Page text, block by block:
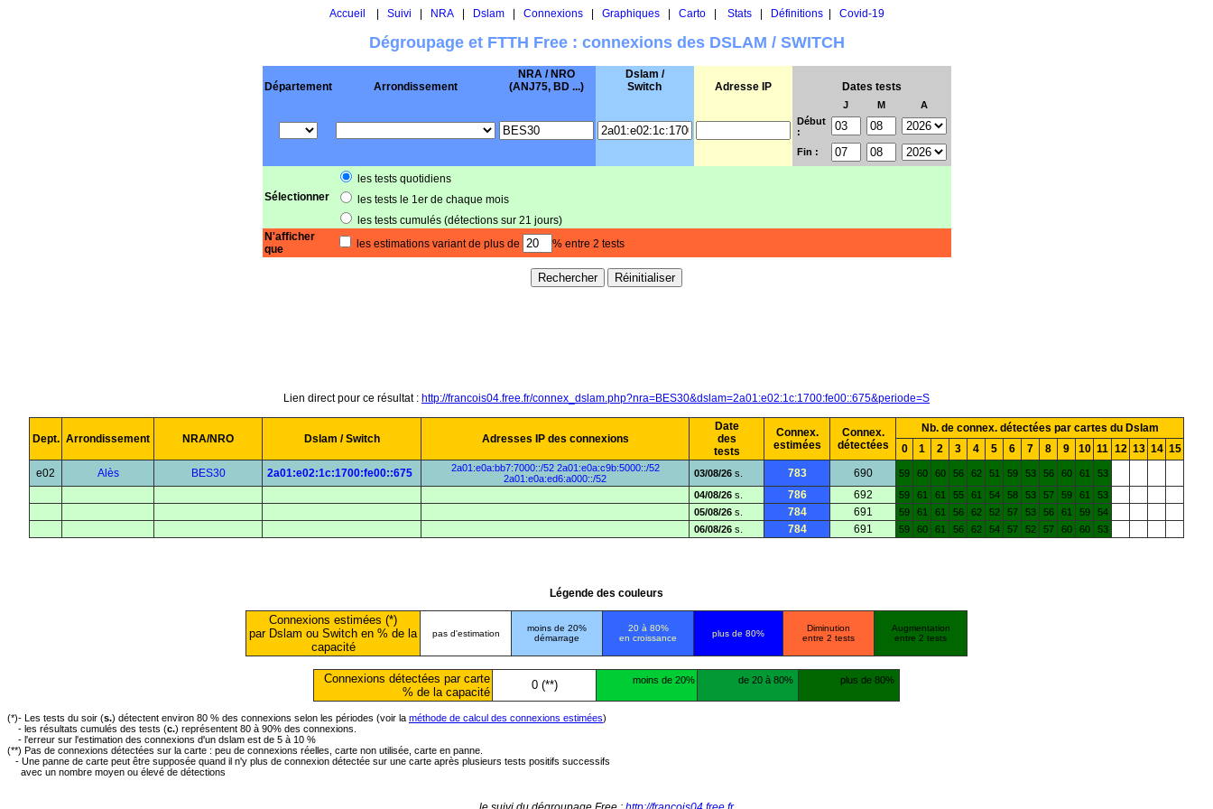
Accueil Suivi NRA| Dslam| Connexions| Graphiques| Carto| Stats| Définitions| Covid-19
Dégroupage et FTTH Free : connexions des DSLAM / SWITCH
Département Arrondissement
NRA / NRO
(ANJ75, BD ...)
Dslam /
Switch
Adresse IP Dates tests
J M
A
Début
:
Fin :
Sélectionner
les tests quotidiens
les tests le 1er de chaque mois
les tests cumulés (détections sur 21 jours)
N'afficher
que
les estimations variant de plus de % entre 2 tests
Lien direct pour ce résultat : http://francois04.free.fr/connex_dslam.php?nra=BES30&dslam=2a01:e02:1c:1700:fe00::675&periode=S
Dept. Arrondissement NRA/NRO Dslam / Switch Adresses IP des connexions
Date
des
tests
Connex.
estimées
Connex.
détectées
Nb. de connex. détectées par cartes du Dslam
0
1 2 3 4 5 6 7 8 9 10 11 12 13 14 15
e02
Alès BES30 2a01:e02:1c:1700:fe00::675 2a01:e0a:bb7:7000::/52 2a01:e0a:c9b:5000::/52
2a01:e0a:ed6:a000::/52
03/08/26 s. 783 690 59 60 60 56 62 51 59 53 56 60 61
53
04/08/26 s. 786 692 59 61 61 55 61 54 58 53 57 59 61
53
05/08/26 s. 784 691 59 61 61 56 62 52 57 53 56 61 59
54
06/08/26 s. 784 691 59 60 61 56 62 54 57 52 57 60 60 53
Légende des couleurs
Connexions estimées (*)
par Dslam ou Switch en % de la
capacité
pas d'estimation
moins de 20%
démarrage
20 à 80%
en croissance
plus de 80%
Diminution
entre 2 tests
Augmentation
entre 2 tests
Connexions détectées par carte
% de la capacité
0 (**) moins de 20% de 20 à 80% plus de 80%
(*)- Les tests du soir (s.) détectent environ 80 % des connexions selon les périodes (voir la méthode de calcul des connexions estimées)
- les résultats cumulés des tests (c.) représentent 80 à 90% des connexions.
- l'erreur sur l'estimation des connexions d'un dslam est de 5 à 10 %
(**) Pas de connexions détectées sur la carte : peu de connexions réelles, carte non utilisée, carte en panne.
- Une panne de carte peut être supposée quand il n'y plus de connexion détectée sur une carte après plusieurs tests positifs successifs
avec un nombre moyen ou élevé de détections